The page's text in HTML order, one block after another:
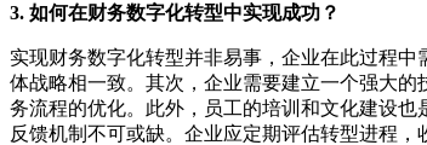
3. 如何在财务数字化转型中实现成功？
实现财务数字化转型并非易事，企业在此过程
体战略相一致。其次，企业需要建立一个强大
务流程的优化。此外，员工的培训和文化建设
反馈机制不可或缺。企业应定期评估转型进程